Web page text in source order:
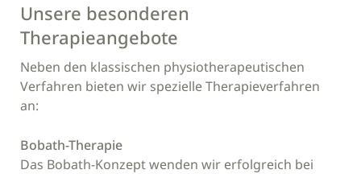
Unsere besonderen
Therapieangebote
Neben den klassischen physiotherapeutischen
Verfahren bieten wir spezielle Therapieverfahren
an:
Bobath-Therapie
Das Bobath-Konzept wenden wir erfolgreich bei